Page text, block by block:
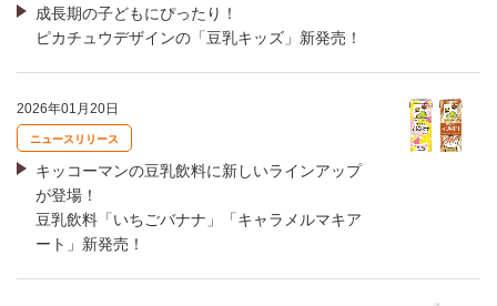
成長期の子どもにぴったり！
ピカチュウデザインの「豆乳キッズ」新発売！
2026年01月20日
ニュースリリース
キッコーマンの豆乳飲料に新しいラインアップ
が登場！
豆乳飲料「いちごバナナ」「キャラメルマキア
ート」新発売！